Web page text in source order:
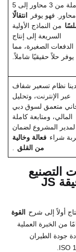
كاملة من 3 محاور إلى 5
محاور. فهو يوفر
انتقالًا
من النماذج الأولية
السريعة إلى إنتاج
الدفعات الصغيرة، مما
يوفر حلاً حقيقيًا شاملاً.
نظام تسعير شفاف
عبر الإنترنت، وتحليل
متعمق لسوق دبي
المالي، ومتابعة كاملة
لمدير المشروع لضمان
شراء فعالة وخالية
من القلق
التصنيع
باستخدام الحاسب الآلي الدقيقة JS
أولاً إلى شرح القوة
15 عامًا من الخبرة العملية
جودة الطيران